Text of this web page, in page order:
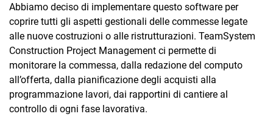
Abbiamo deciso di implementare questo software per
coprire tutti gli aspetti gestionali delle commesse legate
alle nuove costruzioni o alle ristrutturazioni. TeamSystem
Construction Project Management ci permette di
monitorare la commessa, dalla redazione del computo
all’offerta, dalla pianificazione degli acquisti alla
programmazione lavori, dai rapportini di cantiere al
controllo di ogni fase lavorativa.